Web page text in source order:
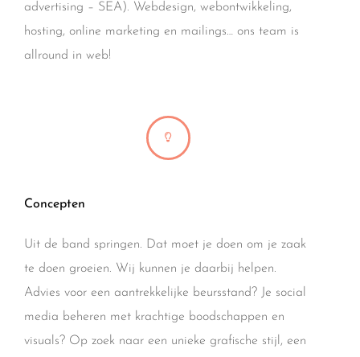
advertising – SEA). Webdesign, webontwikkeling,
hosting, online marketing en mailings… ons team is
allround in web!
Concepten
Uit de band springen. Dat moet je doen om je zaak
te doen groeien. Wij kunnen je daarbij helpen.
Advies voor een aantrekkelijke beursstand? Je social
media beheren met krachtige boodschappen en
visuals? Op zoek naar een unieke grafische stijl, een